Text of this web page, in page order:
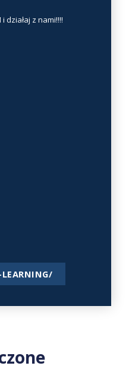
działaj z nami!!!!